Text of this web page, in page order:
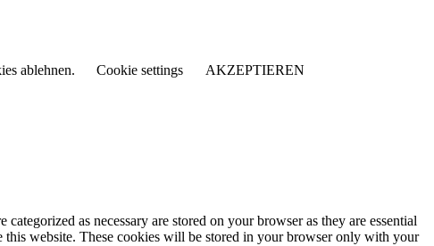
ablehnen.
Cookie settings AKZEPTIEREN
as necessary are stored on your browser as they are essential
website. These cookies will be stored in your browser only with your